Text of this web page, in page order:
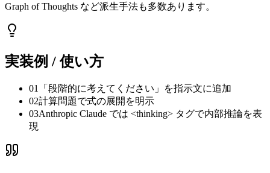
Graph of Thoughts など派生手法も多数あります。
実装例 / 使い方
01 「段階的に考えてください」を指示文に追加
02計算問題で式の展開を明示
03Anthropic Claude では <thinking> タグで内部推論を表
現